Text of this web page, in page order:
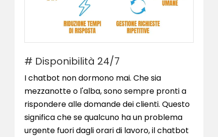
# Disponibilità 24/7
I chatbot non dormono mai. Che sia
mezzanotte o l'alba, sono sempre pronti a
rispondere alle domande dei clienti. Questo
significa che se qualcuno ha un problema
urgente fuori dagli orari di lavoro, il chatbot